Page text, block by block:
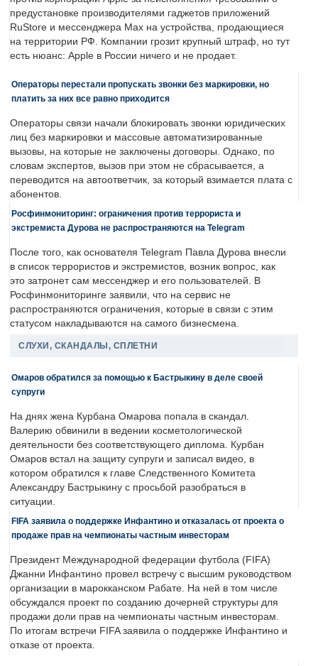
предустановке производителями гаджетов приложений
RuStore и мессенджера Max на устройства, продающиеся
на территории РФ. Компании грозит крупный штраф, но тут
есть нюанс: Apple в России ничего и не продает.
Операторы перестали пропускать звонки без маркировки, но
платить за них все равно приходится
Операторы связи начали блокировать звонки юридических
лиц без маркировки и массовые автоматизированные
вызовы, на которые не заключены договоры. Однако, по
словам экспертов, вызов при этом не сбрасывается, а
переводится на автоответчик, за который взимается плата с
абонентов.
Росфинмониторинг: ограничения против террориста и
экстремиста Дурова не распространяются на Telegram
После того, как основателя Telegram Павла Дурова внесли
в список террористов и экстремистов, возник вопрос, как
это затронет сам мессенджер и его пользователей. В
Росфинмониторинге заявили, что на сервис не
распространяются ограничения, которые в связи с этим
статусом накладываются на самого бизнесмена.
СЛУХИ, СКАНДАЛЫ, СПЛЕТНИ
Омаров обратился за помощью к Бастрыкину в деле своей
супруги
На днях жена Курбана Омарова попала в скандал.
Валерию обвинили в ведении косметологической
деятельности без соответствующего диплома. Курбан
Омаров встал на защиту супруги и записал видео, в
котором обратился к главе Следственного Комитета
Александру Бастрыкину с просьбой разобраться в
ситуации.
FIFA заявила о поддержке Инфантино и отказалась от проекта о
продаже прав на чемпионаты частным инвесторам
Президент Международной федерации футбола (FIFA)
Джанни Инфантино провел встречу с высшим руководством
организации в марокканском Рабате. На ней в том числе
обсуждался проект по созданию дочерней структуры для
продажи доли прав на чемпионаты частным инвесторам.
По итогам встречи FIFA заявила о поддержке Инфантино и
отказе от проекта.